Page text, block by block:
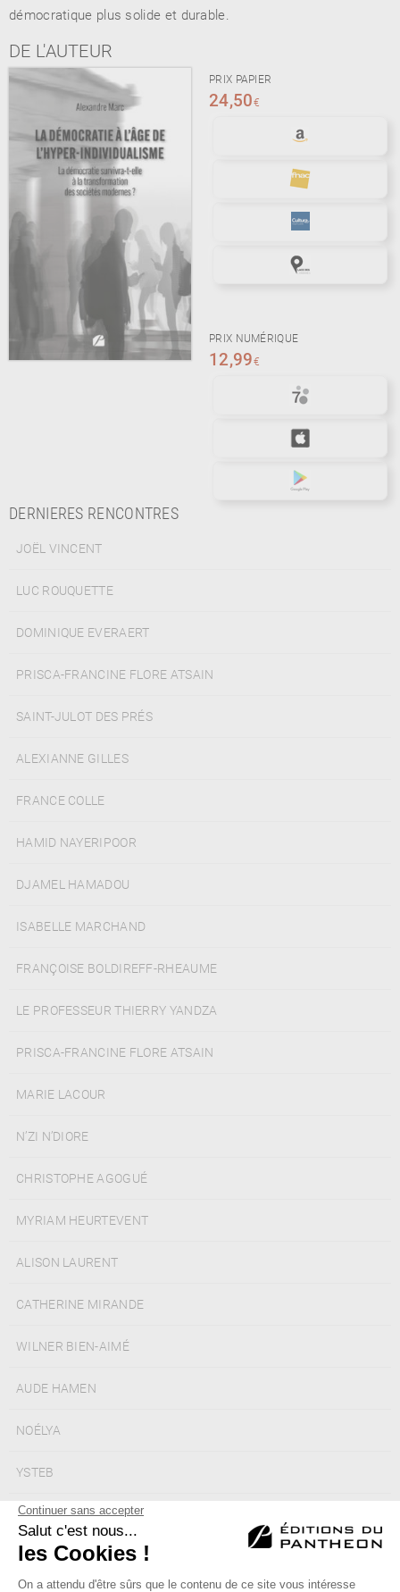
démocratique plus solide et durable.
DE L'AUTEUR
PRIX PAPIER
24,50€
PRIX NUMÉRIQUE
12,99€
DERNIERES RENCONTRES
JOËL VINCENT
LUC ROUQUETTE
DOMINIQUE EVERAERT
PRISCA-FRANCINE FLORE ATSAIN
SAINT-JULOT DES PRÉS
ALEXIANNE GILLES
FRANCE COLLE
HAMID NAYERIPOOR
DJAMEL HAMADOU
ISABELLE MARCHAND
FRANÇOISE BOLDIREFF-RHEAUME
LE PROFESSEUR THIERRY YANDZA
PRISCA-FRANCINE FLORE ATSAIN
MARIE LACOUR
N’ZI N’DIORE
CHRISTOPHE AGOGUÉ
MYRIAM HEURTEVENT
ALISON LAURENT
CATHERINE MIRANDE
WILNER BIEN-AIMÉ
AUDE HAMEN
NOÉLYA
YSTEB
MERIEME HAWA
MONIQUE ICKX